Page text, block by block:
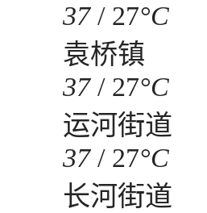
37 /27°C
袁桥镇
37 /27°C
运河街道
37 /27°C
长河街道